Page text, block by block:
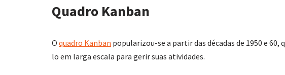
Quadro Kanban
O quadro Kanban popularizou-se a partir das décadas de 1950 e
lo em larga escala para gerir suas atividades.